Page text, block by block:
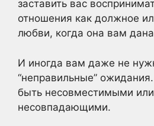
заставить вас
отношения как должное
любви, когда она вам
И иногда вам даже не
“неправильные”
быть несовместимыми или
несовпадающими.